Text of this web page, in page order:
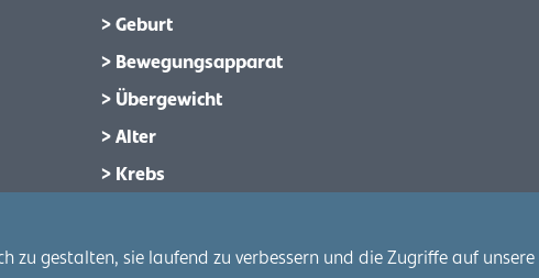
zu gestalten, sie laufend zu verbessern und die Zugriffe auf unsere
> Geburt
> Bewegungsapparat
> Übergewicht
> Alter
> Krebs